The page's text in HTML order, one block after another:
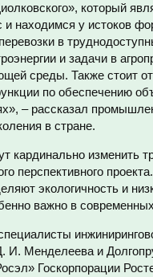
который
находимся у истоков
в
и задачи в
среды. Также стоит
по обеспечению
– рассказал
в стране.
кардинально изменить
перспективного
экологичность и
важно в
Менделеева и
Госкорпорации